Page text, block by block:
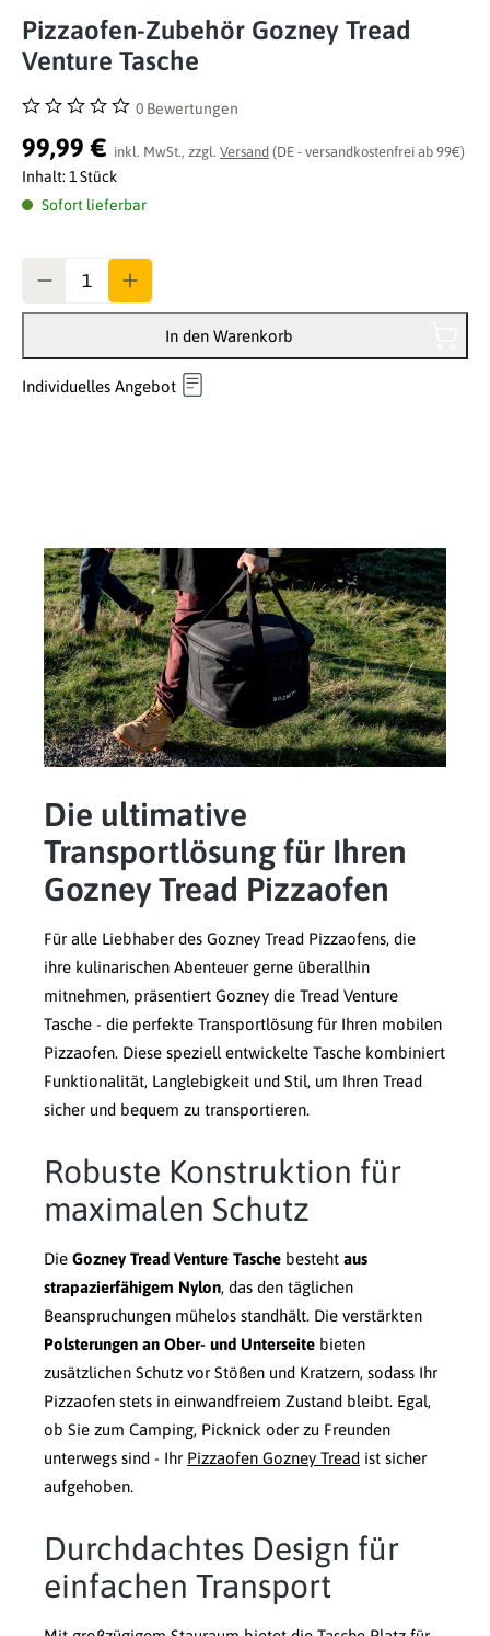
Pizzaofen-Zubehör Gozney Tread
Venture Tasche
Durchschnittliche Bewertung von 0 von 5 Sternen
0 Bewertungen
99,99 € inkl. MwSt., zzgl. Versand (DE - versandkostenfrei ab 99€)
Inhalt: 1 Stück
Sofort lieferbar
In den Warenkorb
Individuelles Angebot
Die ultimative
Transportlösung für Ihren
Gozney Tread Pizzaofen
Für alle Liebhaber des Gozney Tread Pizzaofens, die
ihre kulinarischen Abenteuer gerne überallhin
mitnehmen, präsentiert Gozney die Tread Venture
Tasche - die perfekte Transportlösung für Ihren mobilen
Pizzaofen. Diese speziell entwickelte Tasche kombiniert
Funktionalität, Langlebigkeit und Stil, um Ihren Tread
sicher und bequem zu transportieren.
Robuste Konstruktion für
maximalen Schutz
Die Gozney Tread Venture Tasche besteht aus
strapazierfähigem Nylon, das den täglichen
Beanspruchungen mühelos standhält. Die verstärkten
Polsterungen an Ober- und Unterseite bieten
zusätzlichen Schutz vor Stößen und Kratzern, sodass Ihr
Pizzaofen stets in einwandfreiem Zustand bleibt. Egal,
ob Sie zum Camping, Picknick oder zu Freunden
unterwegs sind - Ihr Pizzaofen Gozney Tread ist sicher
aufgehoben.
Durchdachtes Design für
einfachen Transport